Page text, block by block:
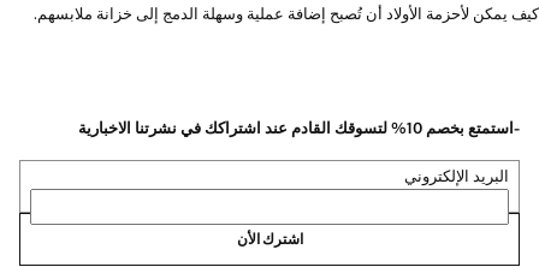
كيف يمكن لأحزمة الأولاد أن تُصبح إضافة عملية وسهلة الدمج إلى خزانة ملابسهم.
-استمتع بخصم 10% لتسوقك القادم عند اشتراكك في نشرتنا الاخبارية
البريد الإلكتروني
اشترك الأن